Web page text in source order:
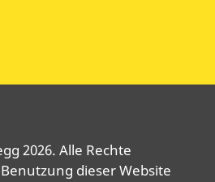
2026. Alle Rechte
dieser Website